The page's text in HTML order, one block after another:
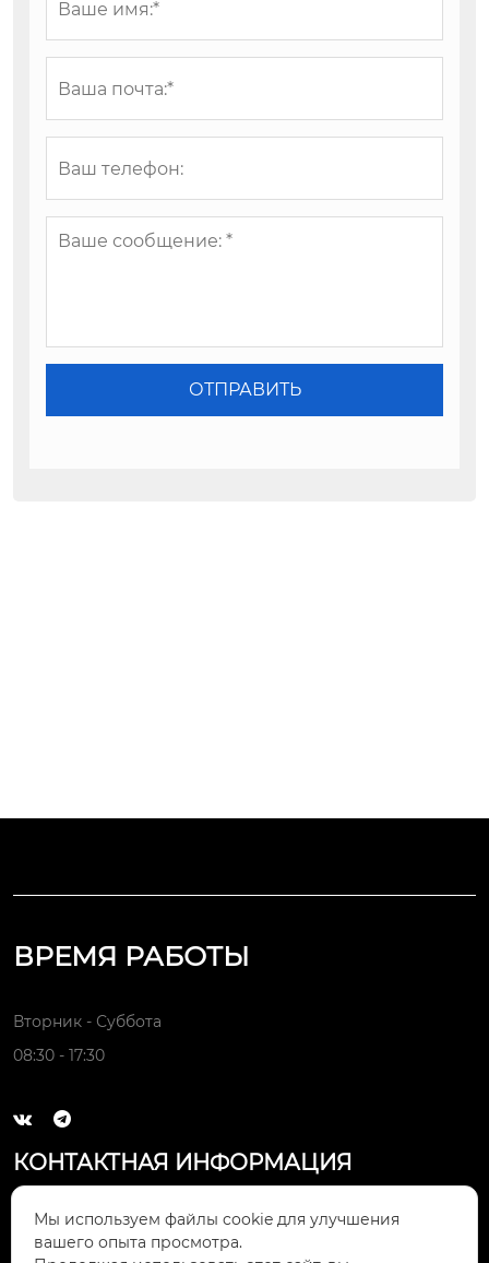
ВРЕМЯ РАБОТЫ
Вторник - Суббота
08:30 - 17:30
 
КОНТАКТНАЯ ИНФОРМАЦИЯ

Электронная почта:
rfq@bricsmfg.com
Мы используем файлы cookie для улучшения
вашего опыта просмотра.